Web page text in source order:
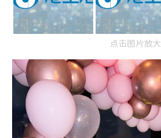
点击图片放大